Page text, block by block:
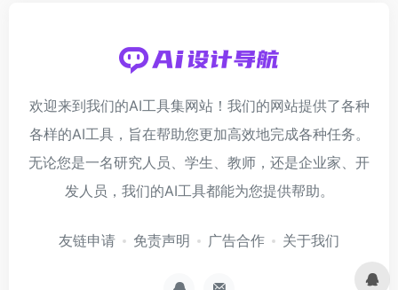
欢迎来到我们的AI工具集网站！我们的网站提供了各种
各样的AI工具，旨在帮助您更加高效地完成各种任务。
无论您是一名研究人员、学生、教师，还是企业家、开
发人员，我们的AI工具都能为您提供帮助。
友链申请 免责声明 广告合作 关于我们